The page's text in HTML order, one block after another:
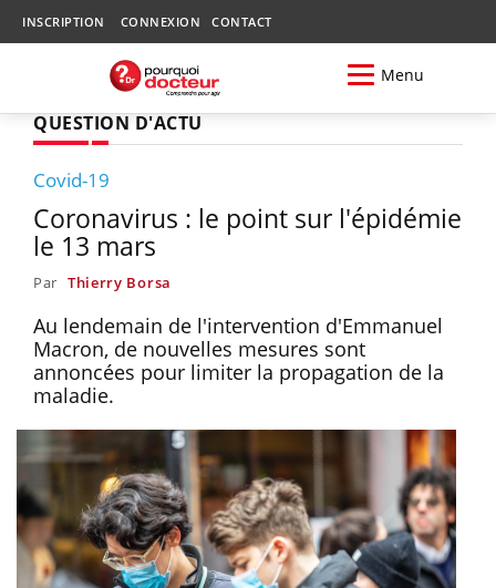
INSCRIPTION CONNEXION CONTACT
Menu
QUESTION D'ACTU
Covid-19
Coronavirus : le point sur l'épidémie
le 13 mars
Par Thierry Borsa
Au lendemain de l'intervention d'Emmanuel
Macron, de nouvelles mesures sont
annoncées pour limiter la propagation de la
maladie.